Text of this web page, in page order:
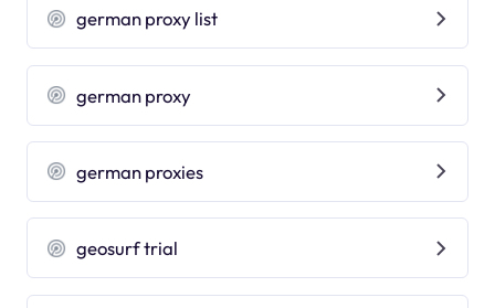
german proxy list
german proxy
german proxies
geosurf trial